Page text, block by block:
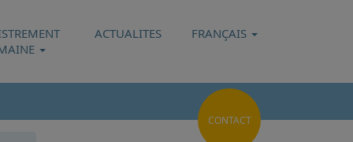
ACTUALITES FRANÇAIS
CONTACT